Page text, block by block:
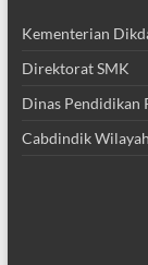
Kementerian
Direktorat SMK
Dinas Pendidikan
Cabdindik